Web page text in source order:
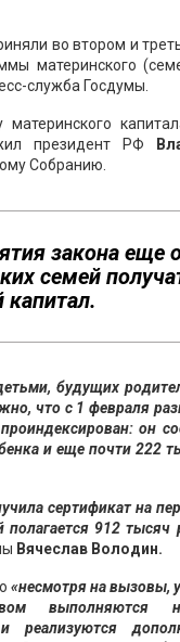
во втором и
материнского
служба Госдумы.
материнского
президент РФ
Собранию.
закона еще
семей
капитал.
будущих
что с 1 февраля
он
и еще почти 222
сертификат на
912 тысяч
Вячеслав Володин.
«несмотря на вызовы,
реализуются